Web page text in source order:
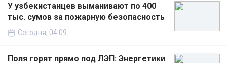
У узбекистанцев выманивают по 400
тыс. сумов за пожарную безопасность
Сегодня, 04:09
Поля горят прямо под ЛЭП: Энергетики